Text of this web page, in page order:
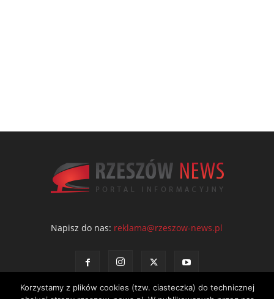
Napisz do nas: reklama@rzeszow-news.pl
Korzystamy z plików cookies (tzw. ciasteczka) do technicznej